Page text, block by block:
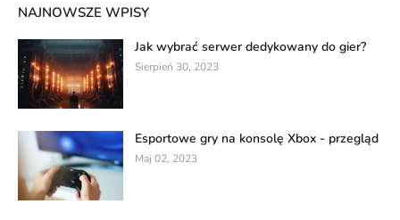
NAJNOWSZE WPISY
Jak wybrać serwer dedykowany do gier?
Sierpień 30, 2023
Esportowe gry na konsolę Xbox - przegląd
Maj 02, 2023